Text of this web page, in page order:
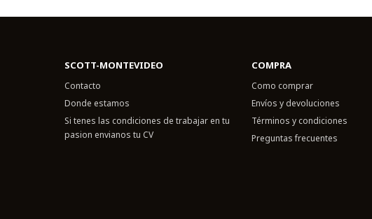
SCOTT-MONTEVIDEO
Contacto
Donde estamos
Si tenes las condiciones de trabajar en tu
pasion envianos tu CV
COMPRA
Como comprar
Envíos y devoluciones
Términos y condiciones
Preguntas frecuentes